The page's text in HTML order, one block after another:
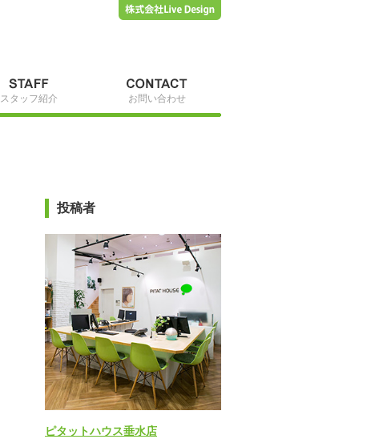
スタッフ紹介 お問い合わせ
投稿者
ピタットハウス垂水店